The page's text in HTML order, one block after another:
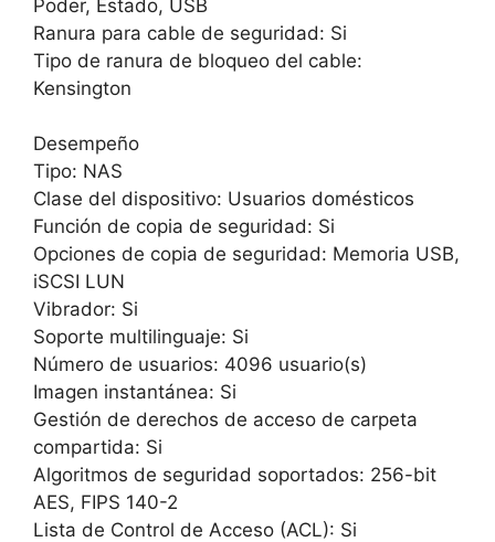
Poder, Estado, USB
Ranura para cable de seguridad: Si
Tipo de ranura de bloqueo del cable:
Kensington
Desempeño
Tipo: NAS
Clase del dispositivo: Usuarios domésticos
Función de copia de seguridad: Si
Opciones de copia de seguridad: Memoria USB,
iSCSI LUN
Vibrador: Si
Soporte multilinguaje: Si
Número de usuarios: 4096 usuario(s)
Imagen instantánea: Si
Gestión de derechos de acceso de carpeta
compartida: Si
Algoritmos de seguridad soportados: 256-bit
AES, FIPS 140-2
Lista de Control de Acceso (ACL): Si